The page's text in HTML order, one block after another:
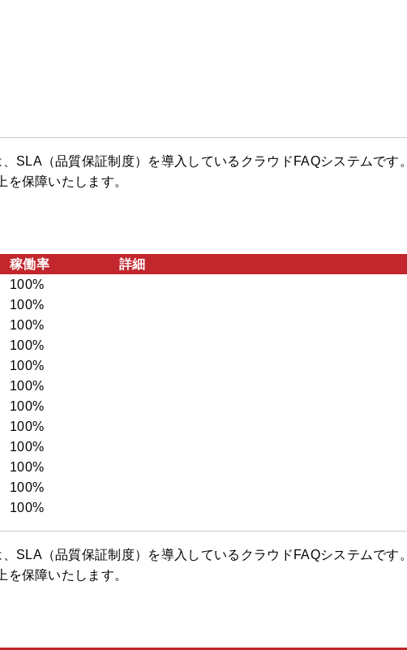
SLA（品質保証制度）を導入しているクラウドFAQシステムです。
を保障いたします。
稼働率
詳細
100%
100%
100%
100%
100%
100%
100%
100%
100%
100%
100%
100%
SLA（品質保証制度）を導入しているクラウドFAQシステムです。
を保障いたします。